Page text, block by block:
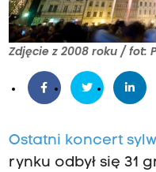
Zdjęcie z 2008 roku / fot:
Ostatni koncert
rynku odbył się 31